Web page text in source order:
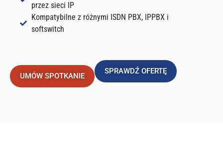
przez sieci IP
Kompatybilne z różnymi ISDN PBX, IPPBX i
softswitch
UMÓW SPOTKANIE
SPRAWDŹ OFERTĘ